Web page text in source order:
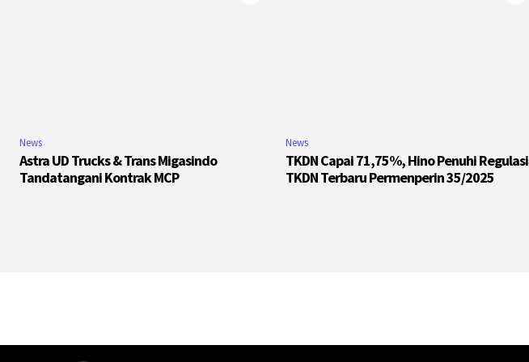
News
Astra UD Trucks & Trans Migasindo
Tandatangani Kontrak MCP
News
TKDN Capai 71,75%, Hino Penuhi Regulasi
TKDN Terbaru Permenperin 35/2025